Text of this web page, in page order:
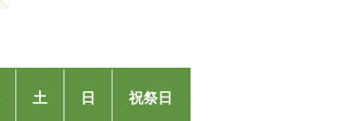
⼟ ⽇ 祝祭⽇